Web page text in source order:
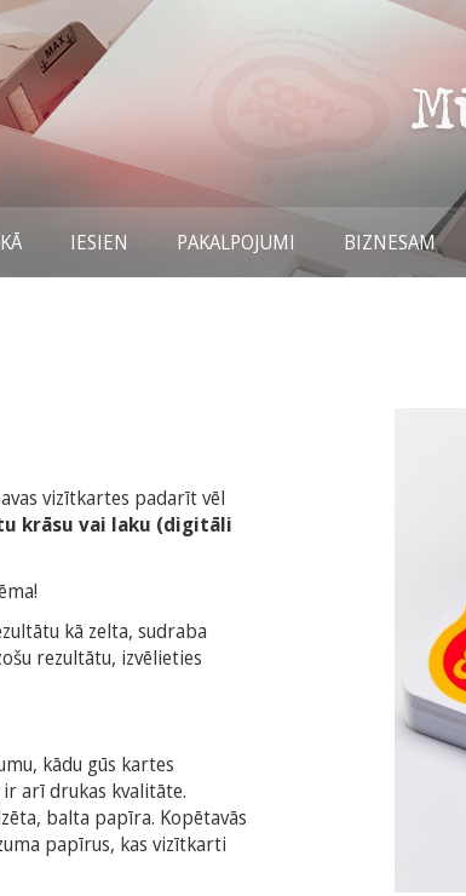
IESIEN PAKALPOJUMI BIZNESAM
vizītkartes padarīt vēl
krāsu vai laku (digitāli
kā zelta, sudraba
rezultātu, izvēlieties
kādu gūs kartes
arī drukas kvalitāte.
balta papīra. Kopētavās
papīrus, kas vizītkarti